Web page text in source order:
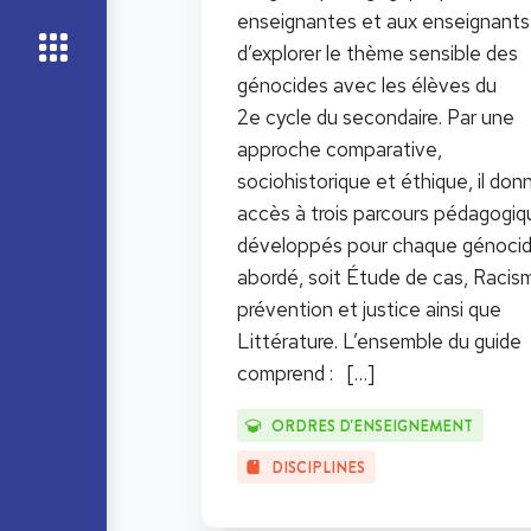
enseignantes et aux enseignants
d’explorer le thème sensible des
génocides avec les élèves du
2e cycle du secondaire. Par une
approche comparative,
sociohistorique et éthique, il
accès à trois parcours
développés pour chaque
abordé, soit Étude de cas,
prévention et justice ainsi que
Littérature. L’ensemble du guide
comprend : […]
ORDRES D'ENSEIGNEMENT
DISCIPLINES